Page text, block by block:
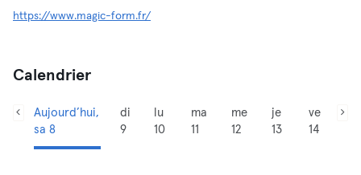
https://www.magic-form.fr/
Calendrier
Aujourd’hui,
sa 8
di
9
lu
10
ma
11
me
12
je
13
ve
14